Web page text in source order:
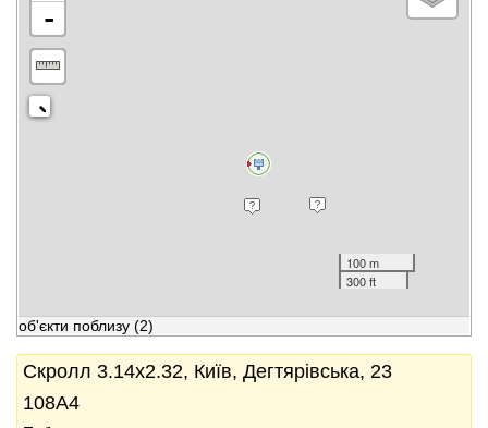
-
100 m
300 ft
об'єкти поблизу (2)
Скролл 3.14x2.32, Київ, Дегтярівська, 23
108А4